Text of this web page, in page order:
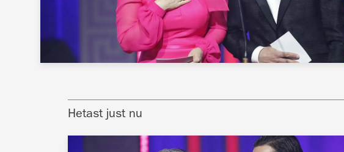
Hetast just nu